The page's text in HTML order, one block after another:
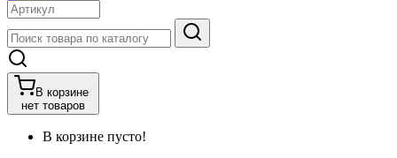
В корзине
нет товаров
В корзине пусто!